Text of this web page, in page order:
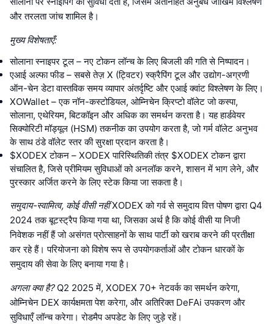
और तरलता जांच शामिल है।
मुख्य विशेषताएँ:
सोलाना स्नाइपर टूल – नए टोकन लॉन्च के लिए बिजली की गति से निष्पादन।
एआई अल्फा फीड – सबसे तेज़ X (ट्विटर) स्क्रैपिंग टूल और उद्योग-अग्रणी
ऑन-चेन डेटा वास्तविक समय व्यापार अंतर्दृष्टि और एआई क्वांट विश्लेषण के लिए।
XOWallet – एक नॉन-कस्टोडियल, ओम्निचेन क्रिप्टो वॉलेट जो कस्पा,
सोलाना, एथेरियम, बिटकॉइन और अधिक का समर्थन करता है। यह हार्डवेयर
सिक्योरिटी मॉड्यूल (HSM) तकनीक का उपयोग करता है, जो गर्म वॉलेट अनुभव
के साथ ठंडे वॉलेट स्तर की सुरक्षा प्रदान करता है।
$XODEX टोकन – XODEX पारिस्थितिकी तंत्र $XODEX टोकन द्वारा
संचालित है, जिसे प्रीमियम सुविधाओं को अनलॉक करने, शासन में भाग लेने, और
पुरस्कार अर्जित करने के लिए स्टेक किया जा सकता है।
समुदाय-स्वामित्व, कोई वीसी नहींXODEX को गर्व से समुदाय वित्त पोषण द्वारा Q4
2024 तक बूटस्ट्रैप किया गया था, जिसका अर्थ है कि कोई वीसी या निजी
निवेशक नहीं हैं जो असंगत प्रोत्साहनों के साथ पार्टी को खराब करने की प्रतीक्षा
कर रहे हैं। परियोजना को विशेष रूप से उपयोगकर्ताओं और टोकन धारकों के
समुदाय की सेवा के लिए बनाया गया है।
अगला क्या है?Q2 2025 में, XODEX 70+ नेटवर्क का समर्थन करेगा,
ओम्निचेन DEX कार्यक्षमता पेश करेगा, और अतिरिक्त DeFAi उपकरण और
सुविधाएँ लॉन्च करेगा। रोडमैप अपडेट के लिए जुड़े रहें।